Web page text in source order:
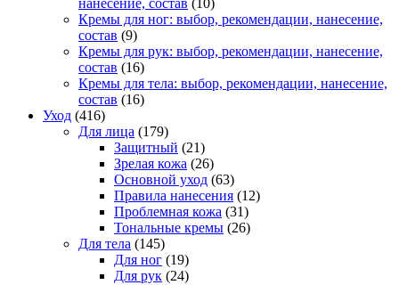
нанесение, состав (10)
Кремы для ног: выбор, рекомендации, нанесение,
состав (9)
Кремы для рук: выбор, рекомендации, нанесение,
состав (16)
Кремы для тела: выбор, рекомендации, нанесение,
состав (16)
Уход (416)
Для лица (179)
Защитный (21)
Зрелая кожа (26)
Основной уход (63)
Правила нанесения (12)
Проблемная кожа (31)
Тональные кремы (26)
Для тела (145)
Для ног (19)
Для рук (24)